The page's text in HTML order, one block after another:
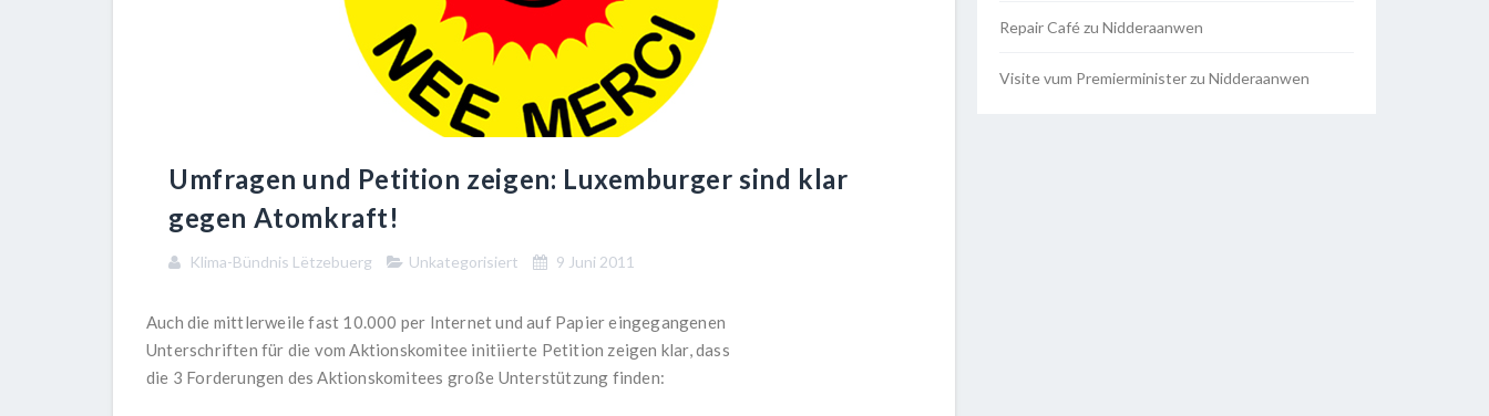
Umfragen und Petition zeigen: Luxemburger sind klar
gegen Atomkraft!
Klima-Bündnis Lëtzebuerg Unkategorisiert 9 Juni 2011
Auch die mittlerweile fast 10.000 per Internet und auf Papier eingegangenen
Unterschriften für die vom Aktionskomitee initiierte Petition zeigen klar, dass
die 3 Forderungen des Aktionskomitees große Unterstützung finden:
Repair Café zu Nidderaanwen
Visite vum Premierminister zu Nidderaanwen